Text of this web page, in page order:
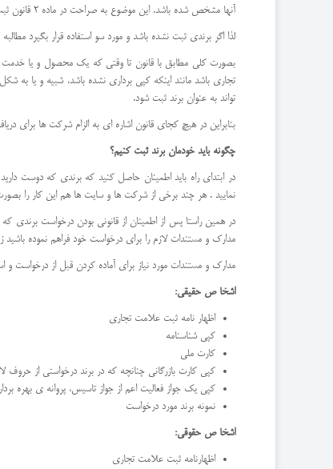
آنها مشخص شده باشد. این موضوع به صراحت در ماده 2 قانون ثبت علائم و اختراعات قید شده است.
لذا اگر برندی ثبت نشده باشد و مورد سو استفاده قرار بگیرد
بصورت کلی مطابق با قانون تا وقتی که یک محصول و یا خدمت
تجاری باشد مانند اینکه کپی برداری نشده باشد، شبیه و یا به
تواند به عنوان برند ثبت شود.
بنابراین در هیچ کجای قانون اشاره ای به الزام شرکت ها برای
چگونه باید خودمان برند ثبت کنیم؟
در ابتدای راه باید اطمینان حاصل کنید که برندی که دوست
نمایید . هر چند برخی از شرکت ها و سایت ها هم این کار را
در همین راستا پس از اطمینان از قانونی بودن درخواست برندی
مدارک و مستندات لازم را برای درخواست خود فراهم نموده
مدارک و مستندات مورد نیاز برای آماده کردن قبل از درخواست و
اشخا ص حقیقی:
اظهار نامه ثبت علامت تجاری
کپی شناسنامه
کارت ملی
کپی کارت بازرگانی چنانچه که در برند درخواستی از حروف
کپی یک جواز فعالیت اعم از جواز تاسیس، پروانه ی بهره
نمونه برند مورد درخواست
اشخا ص حقوقی:
اظهارنامه ثبت علامت تجاری